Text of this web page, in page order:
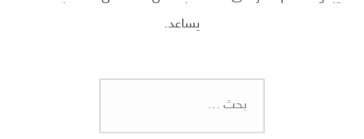
يساعد.